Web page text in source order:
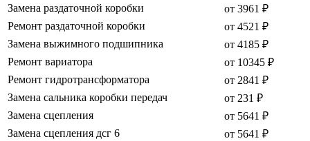
Замена раздаточной коробки
от 3961 ₽
Ремонт раздаточной коробки
от 4521 ₽
Замена выжимного подшипника
от 4185 ₽
Ремонт вариатора
от 10345 ₽
Ремонт гидротрансформатора
от 2841 ₽
Замена сальника коробки передач
от 231 ₽
Замена сцепления
от 5641 ₽
Замена сцепления дсг 6
от 5641 ₽